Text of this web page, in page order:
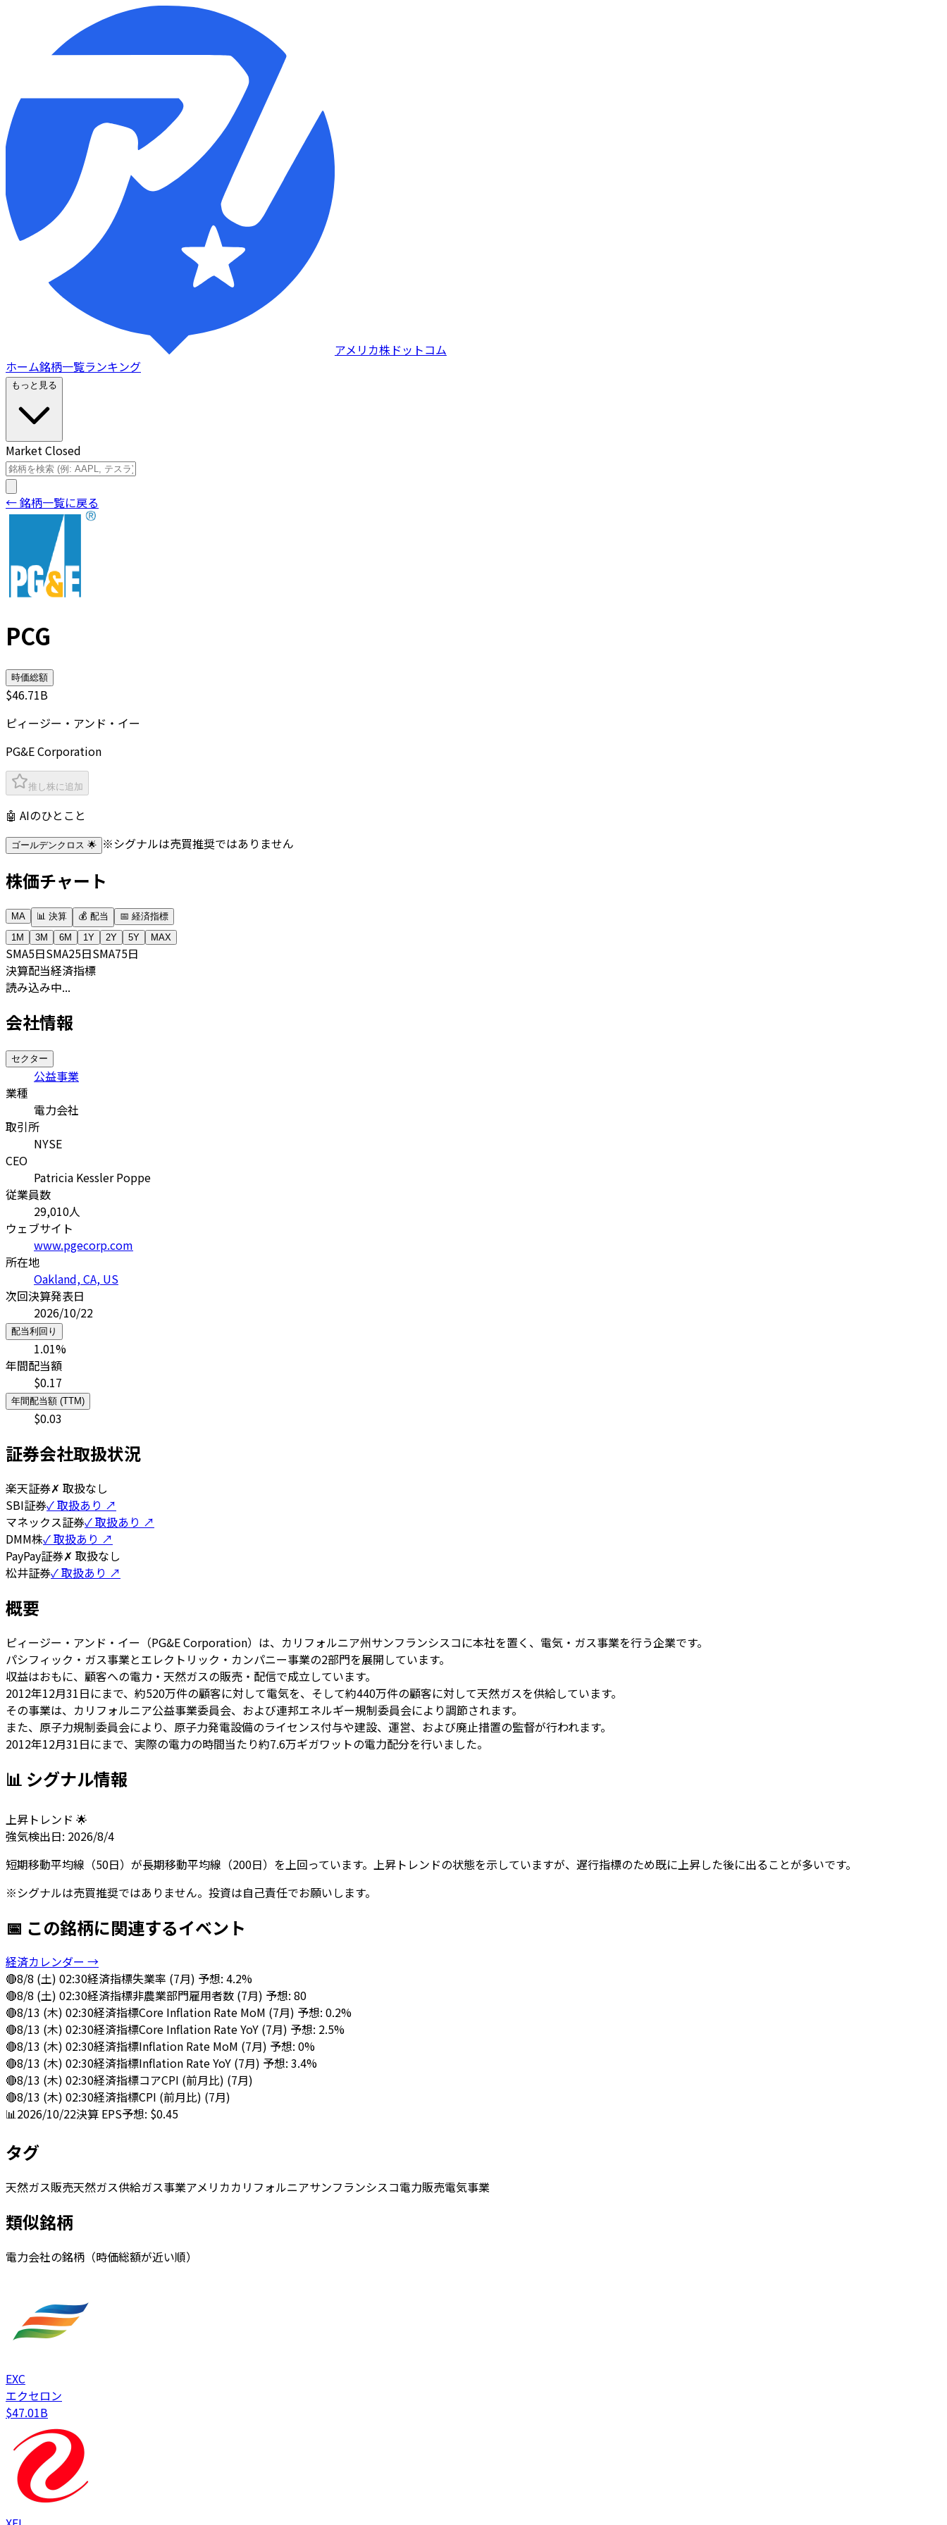
アメリカ株ドットコム
ホーム銘柄一覧ランキング
もっと見る
Market Closed
← 銘柄一覧に戻る
PCG
時価総額
$46.71B
ピィージー・アンド・イー
PG&E Corporation
推し株に追加
🤖 AIのひとこと
ゴールデンクロス 🌟 ※シグナルは売買推奨ではありません
株価チャート
MA 📊 決算 💰 配当
📅 経済指標
1M
3M 6M 1Y 2Y 5Y MAX
SMA5日SMA25日SMA75日
決算配当経済指標
読み込み中...
会社情報
セクター
公益事業
業種
電力会社
取引所
NYSE
CEO
Patricia Kessler Poppe
従業員数
29,010人
ウェブサイト
www.pgecorp.com
所在地
Oakland, CA, US
次回決算発表日
2026/10/22
配当利回り
1.01%
年間配当額
$0.17
年間配当額 (TTM)
$0.03
証券会社取扱状況
楽天証券✗ 取扱なし
SBI証券✓ 取扱あり ↗
マネックス証券✓ 取扱あり ↗
DMM株✓ 取扱あり ↗
PayPay証券✗ 取扱なし
松井証券✓ 取扱あり ↗
概要
ピィージー・アンド・イー（PG&E Corporation）は、カリフォルニア州サンフランシスコに本社を置く、電気・ガス事業を行う企業です。
パシフィック・ガス事業とエレクトリック・カンパニー事業の2部門を展開しています。
収益はおもに、顧客への電力・天然ガスの販売・配信で成立しています。
2012年12月31日にまで、約520万件の顧客に対して電気を、そして約440万件の顧客に対して天然ガスを供給しています。
その事業は、カリフォルニア公益事業委員会、および連邦エネルギー規制委員会により調節されます。
また、原子力規制委員会により、原子力発電設備のライセンス付与や建設、運営、および廃止措置の監督が行われます。
2012年12月31日にまで、実際の電力の時間当たり約7.6万ギガワットの電力配分を行いました。
📊 シグナル情報
上昇トレンド 🌟
強気検出日: 2026/8/4
短期移動平均線（50日）が長期移動平均線（200日）を上回っています。上昇トレンドの状態を示していますが、遅行指標のため既に上昇した後に出ることが多いです。
※シグナルは売買推奨ではありません。投資は自己責任でお願いします。
📅 この銘柄に関連するイベント
経済カレンダー →
🔴8/8 (土) 02:30経済指標失業率 (7月) 予想: 4.2%
🔴8/8 (土) 02:30経済指標非農業部門雇用者数 (7月) 予想: 80
🔴8/13 (木) 02:30経済指標Core Inflation Rate MoM (7月) 予想: 0.2%
🔴8/13 (木) 02:30経済指標Core Inflation Rate YoY (7月) 予想: 2.5%
🔴8/13 (木) 02:30経済指標Inflation Rate MoM (7月) 予想: 0%
🔴8/13 (木) 02:30経済指標Inflation Rate YoY (7月) 予想: 3.4%
🔴8/13 (木) 02:30経済指標コアCPI (前月比) (7月)
🔴8/13 (木) 02:30経済指標CPI (前月比) (7月)
📊2026/10/22決算 EPS予想: $0.45
タグ
天然ガス販売天然ガス供給ガス事業アメリカカリフォルニアサンフランシスコ電力販売電気事業
類似銘柄
電力会社の銘柄（時価総額が近い順）
EXC
エクセロン
$47.01B